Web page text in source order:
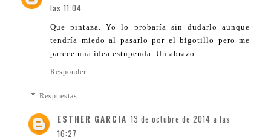
las 11:04
Que pintaza. Yo lo probaría sin dudarlo aunque
tendría miedo al pasarlo por el bigotillo pero me
parece una idea estupenda. Un abrazo
Responder
Respuestas
ESTHER GARCIA 13 de octubre de 2014 a las
16:27